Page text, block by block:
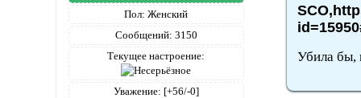
Пол: Женский
Сообщений: 3150
Текущее настроение:
Уважение: [+56/-0]
Убила бы,